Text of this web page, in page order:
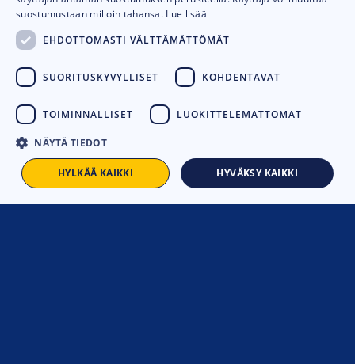
PALVELEMME
Arkisin: 7:30–16:00
Huolto:
010 4249 450
Tuotteet
suostumustaan milloin tahansa. Lue lisää
EHDOTTOMASTI VÄLTTÄMÄTTÖMÄT
SUORITUSKYVYLLISET KOHDENTAVAT
TOIMINNALLISET LUOKITTELEMATTOMAT
NÄYTÄ TIEDOT
HYVÄKSY KAIKKI
HYLKÄÄ KAIKKI